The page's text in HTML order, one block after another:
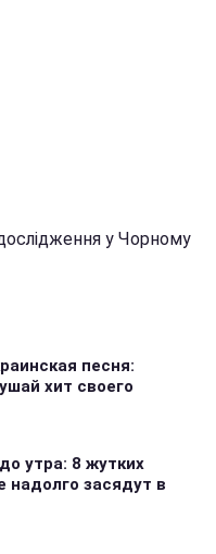
у Чорному
песня:
хит своего
утра: 8 жутких
надолго засядут в